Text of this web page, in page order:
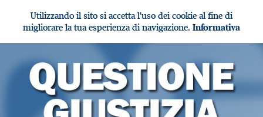
Utilizzando il sito si accetta l'uso dei cookie al fine di
migliorare la tua esperienza di navigazione. Informativa